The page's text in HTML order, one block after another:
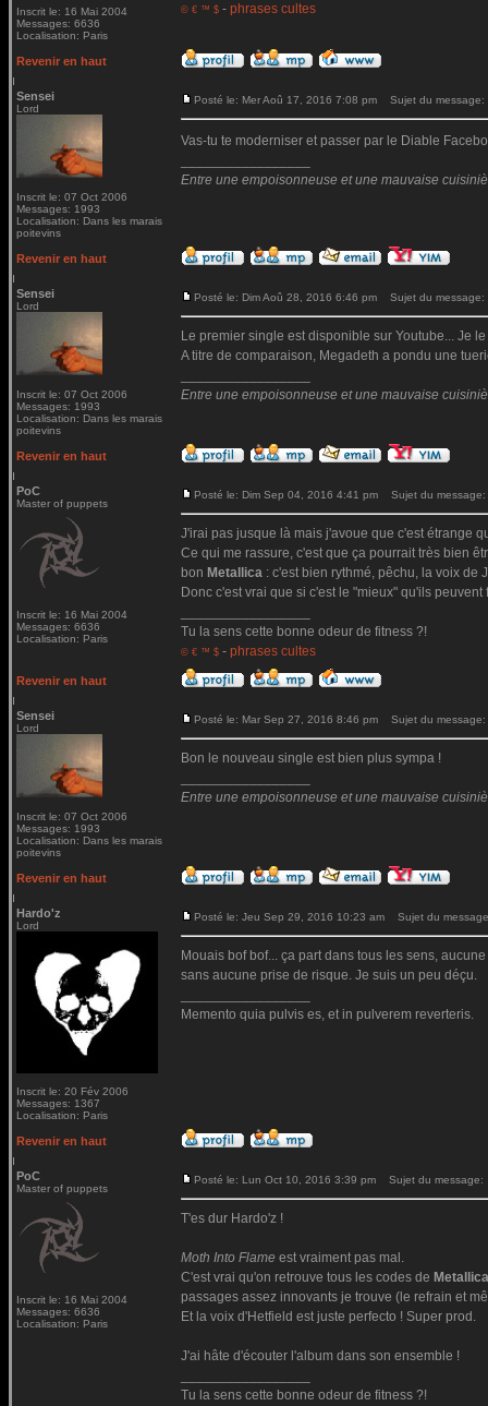
Inscrit le: 16 Mai 2004
Messages: 6636
Localisation: Paris
© € ™ $ - phrases cultes
Revenir en haut
Sensei
Lord
Inscrit le: 07 Oct 2006
Messages: 1993
Localisation: Dans les marais
poitevins
Posté le: Mer Aoû 17, 2016 7:08 pm Sujet du message:
Vas-tu te moderniser et passer par le Diable
Entre une empoisonneuse et une mauvaise
Revenir en haut
Sensei
Lord
Inscrit le: 07 Oct 2006
Messages: 1993
Localisation: Dans les marais
poitevins
Posté le: Dim Aoû 28, 2016 6:46 pm Sujet du message:
Le premier single est disponible sur Youtube... Je
A titre de comparaison, Megadeth a pondu une
Entre une empoisonneuse et une mauvaise
Revenir en haut
PoC
Master of puppets
Inscrit le: 16 Mai 2004
Messages: 6636
Localisation: Paris
Posté le: Dim Sep 04, 2016 4:41 pm Sujet du message:
J'irai pas jusque là mais j'avoue que c'est étrange
Ce qui me rassure, c'est que ça pourrait très bien
bon Metallica : c'est bien rythmé, pêchu, la voix de
Donc c'est vrai que si c'est le "mieux" qu'ils
Tu la sens cette bonne odeur de fitness ?!
© € ™ $ - phrases cultes
Revenir en haut
Sensei
Lord
Inscrit le: 07 Oct 2006
Messages: 1993
Localisation: Dans les marais
poitevins
Posté le: Mar Sep 27, 2016 8:46 pm Sujet du message:
Bon le nouveau single est bien plus sympa !
Entre une empoisonneuse et une mauvaise
Revenir en haut
Hardo'z
Lord
Inscrit le: 20 Fév 2006
Messages: 1367
Localisation: Paris
Posté le: Jeu Sep 29, 2016 10:23 am Sujet du
Mouais bof bof... ça part dans tous les sens,
sans aucune prise de risque. Je suis un peu déçu.
Memento quia pulvis es, et in pulverem reverteris.
Revenir en haut
PoC
Master of puppets
Inscrit le: 16 Mai 2004
Messages: 6636
Localisation: Paris
Posté le: Lun Oct 10, 2016 3:39 pm Sujet du message:
T'es dur Hardo'z !
Moth Into Flame est vraiment pas mal.
C'est vrai qu'on retrouve tous les codes de Metallica
passages assez innovants je trouve (le refrain et
Et la voix d'Hetfield est juste perfecto ! Super prod.
J'ai hâte d'écouter l'album dans son ensemble !
Tu la sens cette bonne odeur de fitness ?!